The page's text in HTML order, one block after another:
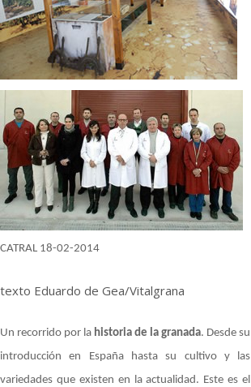
CATRAL 18-02-2014
texto Eduardo de Gea/Vitalgrana
Un recorrido por la historia de la granada. Desde su
introducción en España hasta su cultivo y las
variedades que existen en la actualidad. Este es el